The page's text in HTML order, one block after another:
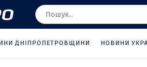
ДНІПРОПЕТРОВЩИНИ НОВИНИ